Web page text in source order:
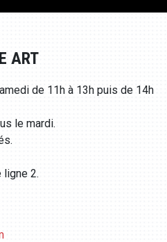
ART
de 11h à 13h puis de 14h
le mardi.
ligne 2.